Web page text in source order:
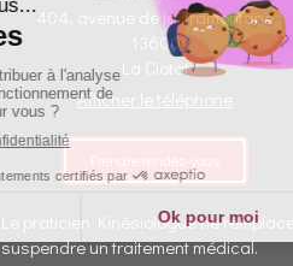
404, avenue de la Tramontane
13600
La Ciotat
Afficher le téléphone
Le praticien Kinésiologue ne
suspendre un traitement médical.